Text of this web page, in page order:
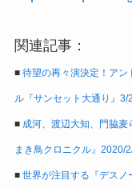
関連記事：
■ 待望の再々演決定！アン
ル『サンセット大通り』3/
■ 成河、渡辺大知、門脇
まき鳥クロニクル』2020/
■ 世界が注目する『デスノ